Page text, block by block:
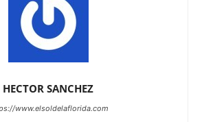
HECTOR SANCHEZ
www.elsoldelaflorida.com